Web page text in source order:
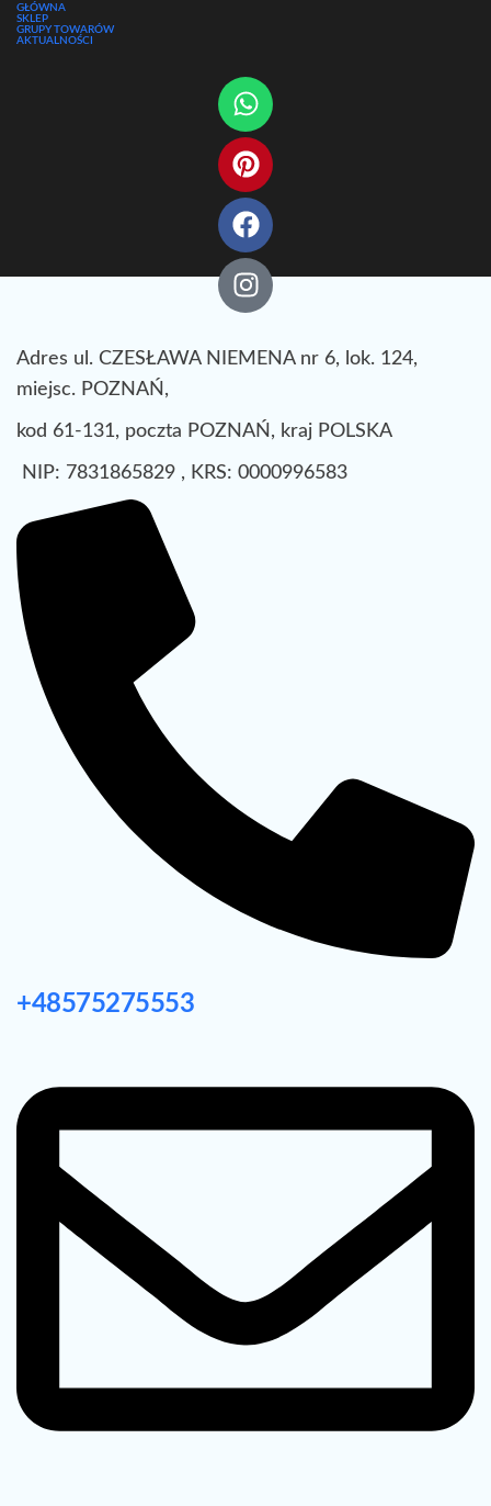
GŁÓWNA
SKLEP
GRUPY TOWARÓW
AKTUALNOŚCI
Adres ul. CZESŁAWA NIEMENA nr 6, lok. 124,
miejsc. POZNAŃ,
kod 61-131, poczta POZNAŃ, kraj POLSKA
NIP: 7831865829 , KRS: 0000996583
+48575275553